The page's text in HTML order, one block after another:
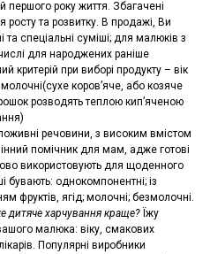
першого року життя. Збагачені
та розвитку. В продажі, Ви
спеціальні суміші; для малюків з
для народжених раніше
критерій при виборі продукту – вік
коров’яче, або козяче
розводять теплою кип’яченою
речовини, з високим вмістом
помічник для мам, адже готові
використовують для щоденного
бувають: однокомпонентні; із
фруктів, ягід; молочні; безмолочні.
дитяче харчування краще?Їжу
малюка: віку, смакових
Популярні виробники